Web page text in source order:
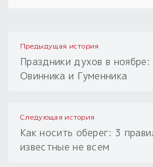
Предыдущая история
Праздники духов в ноябре:
Овинника и Гуменника
Следующая история
Как носить оберег: 3
известные не всем